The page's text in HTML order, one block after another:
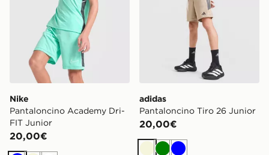
Nike
Pantaloncino Academy Dri-
FIT Junior
20,00€
adidas
Pantaloncino Tiro 26 Junior
20,00€